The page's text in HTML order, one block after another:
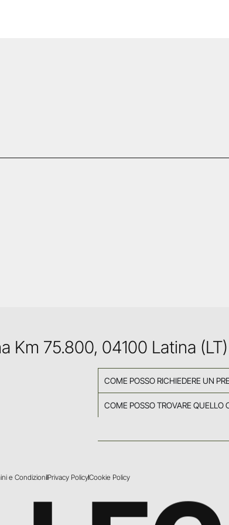
Km 75.800, 04100 Latina (LT)
COME POSSO RICHIEDERE UN
COME POSSO TROVARE QUELLO
e CondizioniPrivacy PolicyCookie Policy